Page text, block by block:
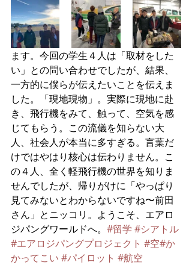
ます。今回の学生４人は「取材をした
い」との問い合わせでしたが、結果、
一方的に僕らが伝えたいことを伝えま
した。「現地現物」。実際に現地に赴
き、飛行機をみて、触って、空気を感
じてもらう。この流儀を知らない大
人、社会人が本当に多すぎる。言葉だ
けではやはり核心は伝わりません。こ
の４人、全く軽飛行機の世界を知りま
せんでしたが、帰りがけに「やっぱり
見てみないとわからないですね〜前田
さん」とニッコリ。ようこそ、エアロ
ジパングワールドへ。 #留学 #シアトル
#エアロジパングプロジェクト #空#か
かってこい #パイロット #航空